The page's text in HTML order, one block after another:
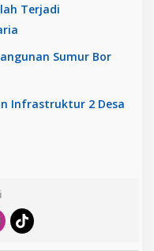
Terjadi
Sumur Bor
Infrastruktur 2 Desa